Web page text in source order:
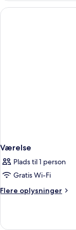
Værelse
Plads til 1 person
Gratis Wi-Fi
Flere oplysninger
Flere